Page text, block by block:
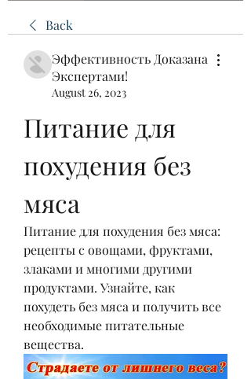
Back
Эффективность Доказана
Экспертами!
August 26, 2023
Питание для
похудения без
мяса
Питание для похудения без мяса:
рецепты с овощами, фруктами,
злаками и многими другими
продуктами. Узнайте, как
похудеть без мяса и получить все
необходимые питательные
вещества.